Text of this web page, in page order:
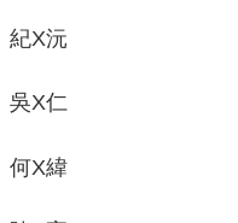
紀X沅
吳X仁
何X緯